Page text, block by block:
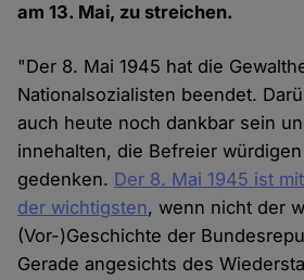
am 13. Mai, zu streichen.
"Der 8. Mai 1945 hat die
Nationalsozialisten beendet.
auch heute noch dankbar sein
innehalten, die Befreier
gedenken. Der 8. Mai 1945 ist
der wichtigsten, wenn nicht der
(Vor-)Geschichte der
Gerade angesichts des